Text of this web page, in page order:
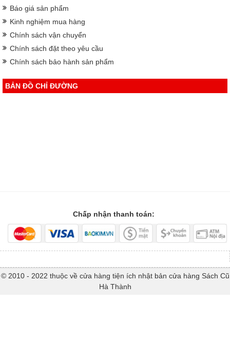
Báo giá sản phẩm
Kinh nghiệm mua hàng
Chính sách vận chuyển
Chính sách đặt theo yêu cầu
Chính sách bảo hành sản phẩm
BẢN ĐỒ CHỈ ĐƯỜNG
Chấp nhận thanh toán:
© 2010 - 2022 thuộc về cửa hàng tiện ích nhật bản cửa hàng Sách Cũ
Hà Thành